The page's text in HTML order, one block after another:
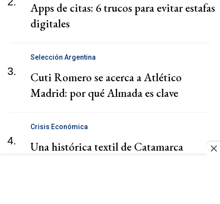
Apps de citas: 6 trucos para evitar estafas
digitales
3.
Selección Argentina
Cuti Romero se acerca a Atlético
Madrid: por qué Almada es clave
4.
Crisis Económica
Una histórica textil de Catamarca